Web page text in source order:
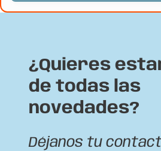
¿Quieres
de todas las
novedades?
Déjanos tu